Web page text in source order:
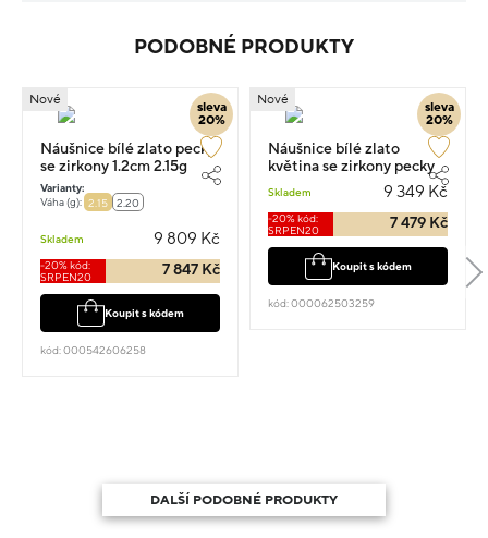
PODOBNÉ PRODUKTY
sleva
20%
Nové
Náušnice bílé zlato pecky
se zirkony 1.2cm 2.15g
Varianty:
Váha (g): 2.15 2.20
Skladem 9 809 Kč
-20% kód:
SRPEN20
7 847 Kč
Koupit s kódem
kód: 000542606258
sleva
20%
Nové
Náušnice bílé zlato
květina se zirkony pecky
Skladem 9 349 Kč
-20% kód:
SRPEN20
7 479 Kč
Koupit s kódem
kód: 000062503259
DALŠÍ PODOBNÉ PRODUKTY